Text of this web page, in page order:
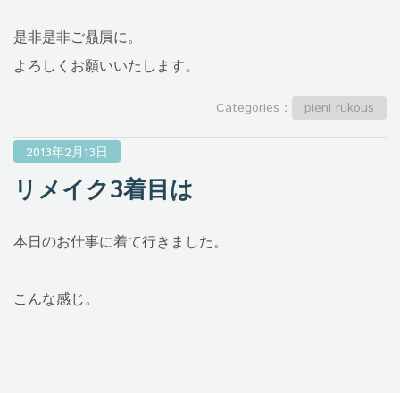
是非是非ご贔屓に。
よろしくお願いいたします。
Categories： pieni rukous
2013年2月13日
リメイク3着目は
本日のお仕事に着て行きました。
こんな感じ。